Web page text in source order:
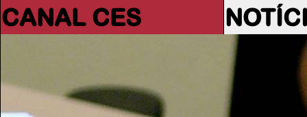
CANAL CES